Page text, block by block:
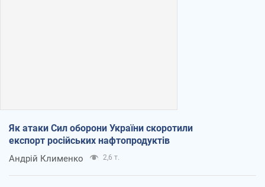
Як атаки Сил оборони України скоротили
експорт російських нафтопродуктів
Андрій Клименко 2,6 т.